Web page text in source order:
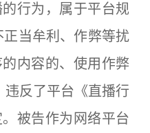
行为，属于平台规
正当牟利、作弊等扰
内容的、使用作弊
违反了平台《直播行
被告作为网络平台